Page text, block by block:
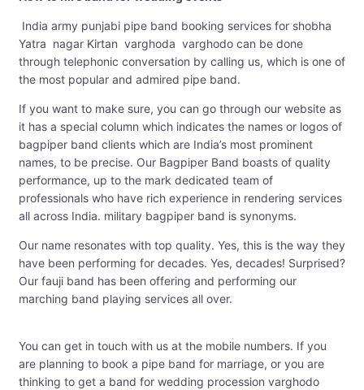
India army punjabi pipe band booking services for shobha
Yatra nagar Kirtan varghoda varghodo can be done
through telephonic conversation by calling us, which is one of
the most popular and admired pipe band.
If you want to make sure, you can go through our website as
it has a special column which indicates the names or logos of
bagpiper band clients which are India’s most prominent
names, to be precise. Our Bagpiper Band boasts of quality
performance, up to the mark dedicated team of
professionals who have rich experience in rendering services
all across India. military bagpiper band is synonyms.
Our name resonates with top quality. Yes, this is the way they
have been performing for decades. Yes, decades! Surprised?
Our fauji band has been offering and performing our
marching band playing services all over.
You can get in touch with us at the mobile numbers. If you
are planning to book a pipe band for marriage, or you are
thinking to get a band for wedding procession varghodo